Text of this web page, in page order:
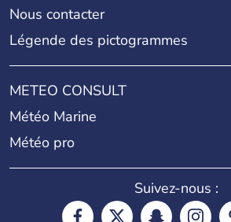
Nous contacter
Légende des pictogrammes
METEO CONSULT
Météo Marine
Météo pro
Suivez-nous :